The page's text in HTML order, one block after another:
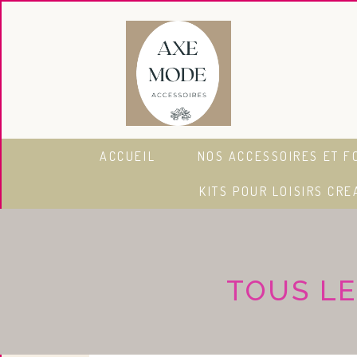
ACCUEIL NOS ACCESSOIRES ET
KITS POUR LOISIRS
TOUS
Panneau de gestion des cookies